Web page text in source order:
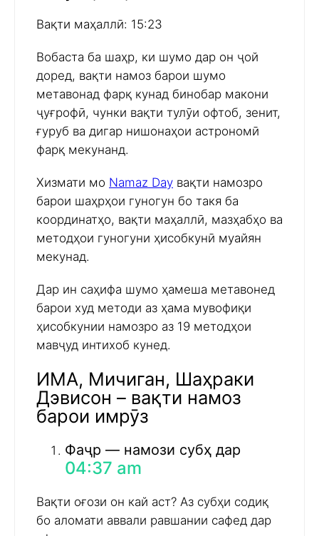
Вақти маҳаллӣ: 15:23
Вобаста ба шаҳр, ки шумо дар он ҷой
доред, вақти намоз барои шумо
метавонад фарқ кунад бинобар макони
ҷуғрофӣ, чунки вақти тулӯи офтоб, зенит,
ғуруб ва дигар нишонаҳои астрономӣ
фарқ мекунанд.
Хизмати мо Namaz Day вақти намозро
барои шаҳрҳои гуногун бо такя ба
координатҳо, вақти маҳаллӣ, мазҳабҳо ва
методҳои гуногуни ҳисобкунӣ муайян
мекунад.
Дар ин саҳифа шумо ҳамеша метавонед
барои худ методи аз ҳама мувофиқи
ҳисобкунии намозро аз 19 методҳои
мавҷуд интихоб кунед.
ИМА, Мичиган, Шаҳраки
Дэвисон – вақти намоз
барои имрӯз
Фаҷр — намози субҳ дар
04:37 am
Вақти оғози он кай аст? Аз субҳи содиқ
бо аломати аввали равшании сафед дар